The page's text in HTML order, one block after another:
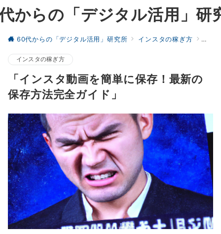
からの「デジタル活用」研
60代からの「デジタル活用」研究所 インスタの稼ぎ方 「イ
インスタの稼ぎ方
「インスタ動画を簡単に保存！最新の
保存方法完全ガイド」